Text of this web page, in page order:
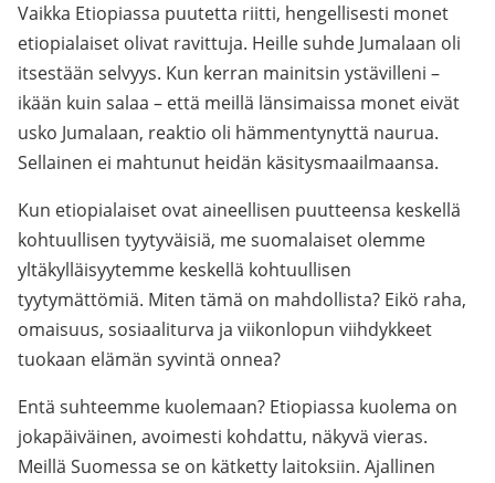
Vaikka Etiopiassa puutetta riitti, hengellisesti monet
etiopialaiset olivat ravittuja. Heille suhde Jumalaan oli
itsestään selvyys. Kun kerran mainitsin ystävilleni –
ikään kuin salaa – että meillä länsimaissa monet eivät
usko Jumalaan, reaktio oli hämmentynyttä naurua.
Sellainen ei mahtunut heidän käsitysmaailmaansa.
Kun etiopialaiset ovat aineellisen puutteensa keskellä
kohtuullisen tyytyväisiä, me suomalaiset olemme
yltäkylläisyytemme keskellä kohtuullisen
tyytymättömiä. Miten tämä on mahdollista? Eikö raha,
omaisuus, sosiaaliturva ja viikonlopun viihdykkeet
tuokaan elämän syvintä onnea?
Entä suhteemme kuolemaan? Etiopiassa kuolema on
jokapäiväinen, avoimesti kohdattu, näkyvä vieras.
Meillä Suomessa se on kätketty laitoksiin. Ajallinen